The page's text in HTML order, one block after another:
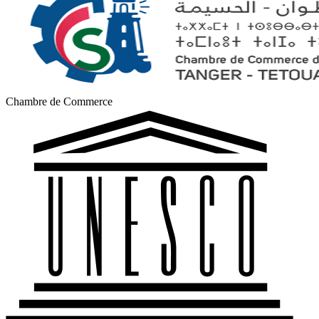
Chambre de Commerce